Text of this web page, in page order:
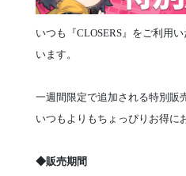
いつも『CLOSERS』をご利用
います。
一週間限定で追加される特別販
いつもよりもちょっぴりお得に
◆販売期間